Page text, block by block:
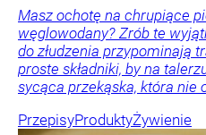
Masz ochotę na chrupiące
węglowodany? Zrób te
do złudzenia przypominają
proste składniki, by na
sycąca przekąska, która nie
PrzepisyProduktyŻywienie